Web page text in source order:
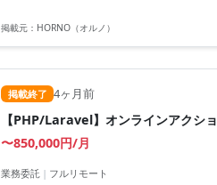
掲載元： HORNO（オルノ）
掲載終了 4ヶ月前
【PHP/Laravel】オンラインアクシ
〜850,000円/月
業務委託 | フルリモート